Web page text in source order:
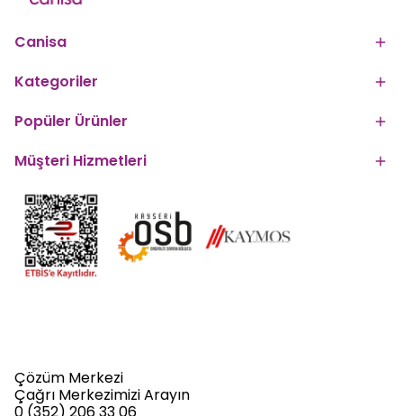
Canisa
Kategoriler
Popüler Ürünler
Müşteri Hizmetleri
Çözüm Merkezi
Çağrı Merkezimizi Arayın